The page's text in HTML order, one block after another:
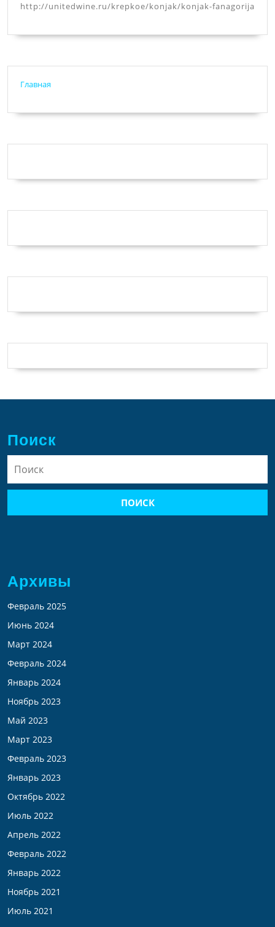
http://unitedwine.ru/krepkoe/konjak/konjak-fanagorija
Главная
Поиск
Архивы
Февраль 2025
Июнь 2024
Март 2024
Февраль 2024
Январь 2024
Ноябрь 2023
Май 2023
Март 2023
Февраль 2023
Январь 2023
Октябрь 2022
Июль 2022
Апрель 2022
Февраль 2022
Январь 2022
Ноябрь 2021
Июль 2021